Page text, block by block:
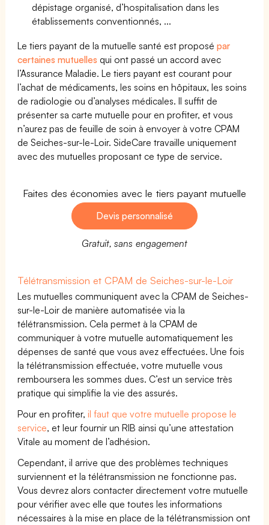
dépistage organisé, d’hospitalisation dans les
établissements conventionnés, ...
Le tiers payant de la mutuelle santé est proposépar
certaines mutuelles qui ont passé un accord avec
l’Assurance Maladie. Le tiers payant est courant pour
l’achat de médicaments, les soins en hôpitaux, les soins
de radiologie ou d’analyses médicales. Il suffit de
présenter sa carte mutuelle pour en profiter, et vous
n’aurez pas de feuille de soin à envoyer à votre CPAM
de Seiches-sur-le-Loir. SideCare travaille uniquement
avec des mutuelles proposant ce type de service.
Faites des économies avec le tiers payant mutuelle
Devis personnalisé
Gratuit, sans engagement
Télétransmission et CPAM de Seiches-sur-le-Loir
Les mutuelles communiquent avec la CPAM de Seiches-
sur-le-Loir de manière automatisée via la
télétransmission. Cela permet à la CPAM de
communiquer à votre mutuelle automatiquement les
dépenses de santé que vous avez effectuées. Une fois
la télétransmission effectuée, votre mutuelle vous
remboursera les sommes dues. C’est un service très
pratique qui simplifie la vie des assurés.
Pour en profiter,il faut que votre mutuelle propose le
service, et leur fournir un RIB ainsi qu’une attestation
Vitale au moment de l’adhésion.
Cependant, il arrive que des problèmes techniques
surviennent et la télétransmission ne fonctionne pas.
Vous devrez alors contacter directement votre mutuelle
pour vérifier avec elle que toutes les informations
nécessaires à la mise en place de la télétransmission ont